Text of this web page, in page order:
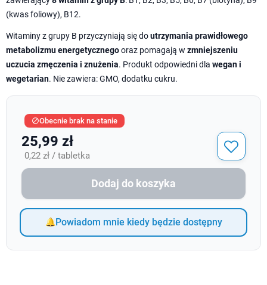
(kwas foliowy), B12.
Witaminy z grupy B przyczyniają się doutrzymania prawidłowego
metabolizmu energetycznegooraz pomagają w zmniejszeniu
uczucia zmęczenia i znużenia. Produkt odpowiedni dla wegan i
wegetarian. Nie zawiera: GMO, dodatku cukru.
Obecnie brak na stanie
25,99 zł
0,22 zł / tabletka
Dodaj do koszyka
Powiadom mnie kiedy będzie dostępny